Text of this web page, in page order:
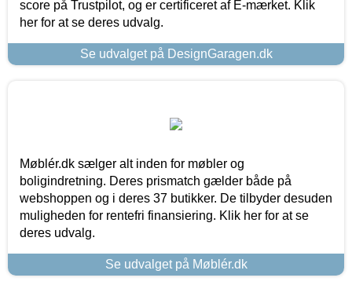
score på Trustpilot, og er certificeret af E-mærket. Klik
her for at se deres udvalg.
Se udvalget på DesignGaragen.dk
Møblér.dk sælger alt inden for møbler og
boligindretning. Deres prismatch gælder både på
webshoppen og i deres 37 butikker. De tilbyder desuden
muligheden for rentefri finansiering. Klik her for at se
deres udvalg.
Se udvalget på Møblér.dk